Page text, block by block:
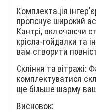
Комплектація
пропонує широкий
Кантрі, включаючи
крісла-гойдалки та
вам створити
Скління та вітражі:
комплектуватися
ще більше шарму
Висновок: